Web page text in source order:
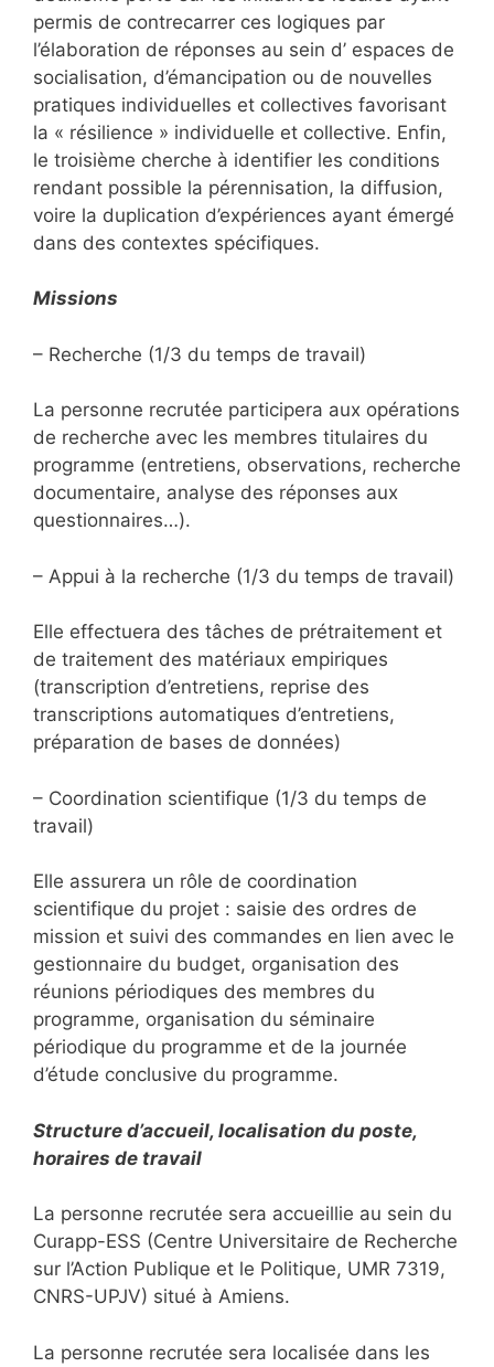
permis de contrecarrer ces logiques par
l’élaboration de réponses au sein d’ espaces de
socialisation, d’émancipation ou de nouvelles
pratiques individuelles et collectives favorisant
la « résilience » individuelle et collective. Enfin,
le troisième cherche à identifier les conditions
rendant possible la pérennisation, la diffusion,
voire la duplication d’expériences ayant émergé
dans des contextes spécifiques.
Missions
– Recherche (1/3 du temps de travail)
La personne recrutée participera aux opérations
de recherche avec les membres titulaires du
programme (entretiens, observations, recherche
documentaire, analyse des réponses aux
questionnaires…).
– Appui à la recherche (1/3 du temps de travail)
Elle effectuera des tâches de prétraitement et
de traitement des matériaux empiriques
(transcription d’entretiens, reprise des
transcriptions automatiques d’entretiens,
préparation de bases de données)
– Coordination scientifique (1/3 du temps de
travail)
Elle assurera un rôle de coordination
scientifique du projet : saisie des ordres de
mission et suivi des commandes en lien avec le
gestionnaire du budget, organisation des
réunions périodiques des membres du
programme, organisation du séminaire
périodique du programme et de la journée
d’étude conclusive du programme.
Structure d’accueil, localisation du poste,
horaires de travail
La personne recrutée sera accueillie au sein du
Curapp-ESS (Centre Universitaire de Recherche
sur l’Action Publique et le Politique, UMR 7319,
CNRS-UPJV) situé à Amiens.
La personne recrutée sera localisée dans les